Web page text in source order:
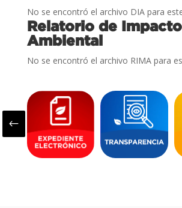
No se encontró el archivo DIA para
Relatorio de Impacto
Ambiental
No se encontró el archivo RIMA para
#